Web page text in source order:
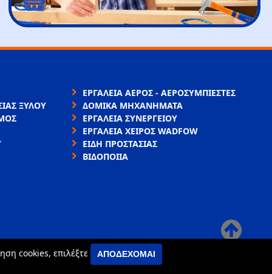
ΞΥΛΟΥ
ΕΡΓΑΛΕΙΑ ΑΕΡΟΣ - ΑΕΡΟΣΥΜΠΙΕΣΤΕΣ
ΔΟΜΙΚΑ ΜΗΧΑΝΗΜΑΤΑ
ΕΡΓΑΛΕΙΑ ΣΥΝΕΡΓΕΙΟΥ
ΕΡΓΑΛΕΙΑ ΧΕΙΡΟΣ WADFOW
ΕΙΔΗ ΠΡΟΣΤΑΣΙΑΣ
ΒΙΔΟΠΟΙΙΑ
cookies, επιλέξτε ΑΠΟΔΈΧΟΜΑΙ